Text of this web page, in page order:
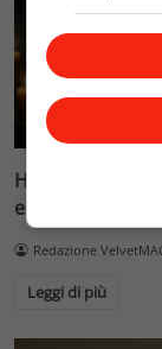
House of the
eccellente apre
Redazione
Leggi di più